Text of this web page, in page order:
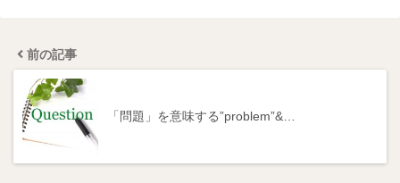
前の記事
「問題」を意味する”problem”&…